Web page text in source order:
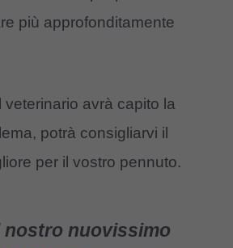
più approfonditamente
veterinario avrà capito la
potrà consigliarvi il
per il vostro pennuto.
nuovissimo